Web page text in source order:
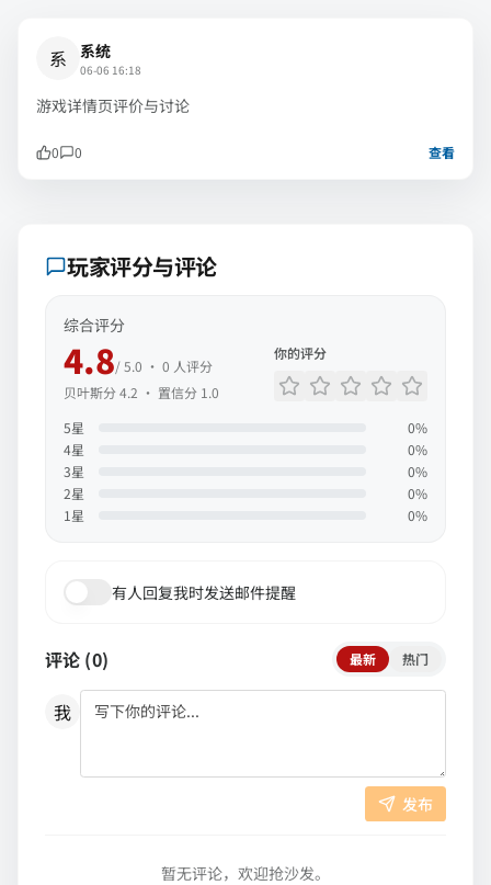
系 系统
06-06 16:18
游戏详情页评价与讨论
0 0 查看
玩家评分与评论
综合评分
4.8/ 5.0 · 0 人评分
贝叶斯分4.2 · 置信分 1.0
你的评分
5星 0%
4星 0%
3星 0%
2星 0%
1 星 0%
有人回复我时发送邮件提醒
评论 (0) 最新 热门
我
发布
暂无评论，欢迎抢沙发。